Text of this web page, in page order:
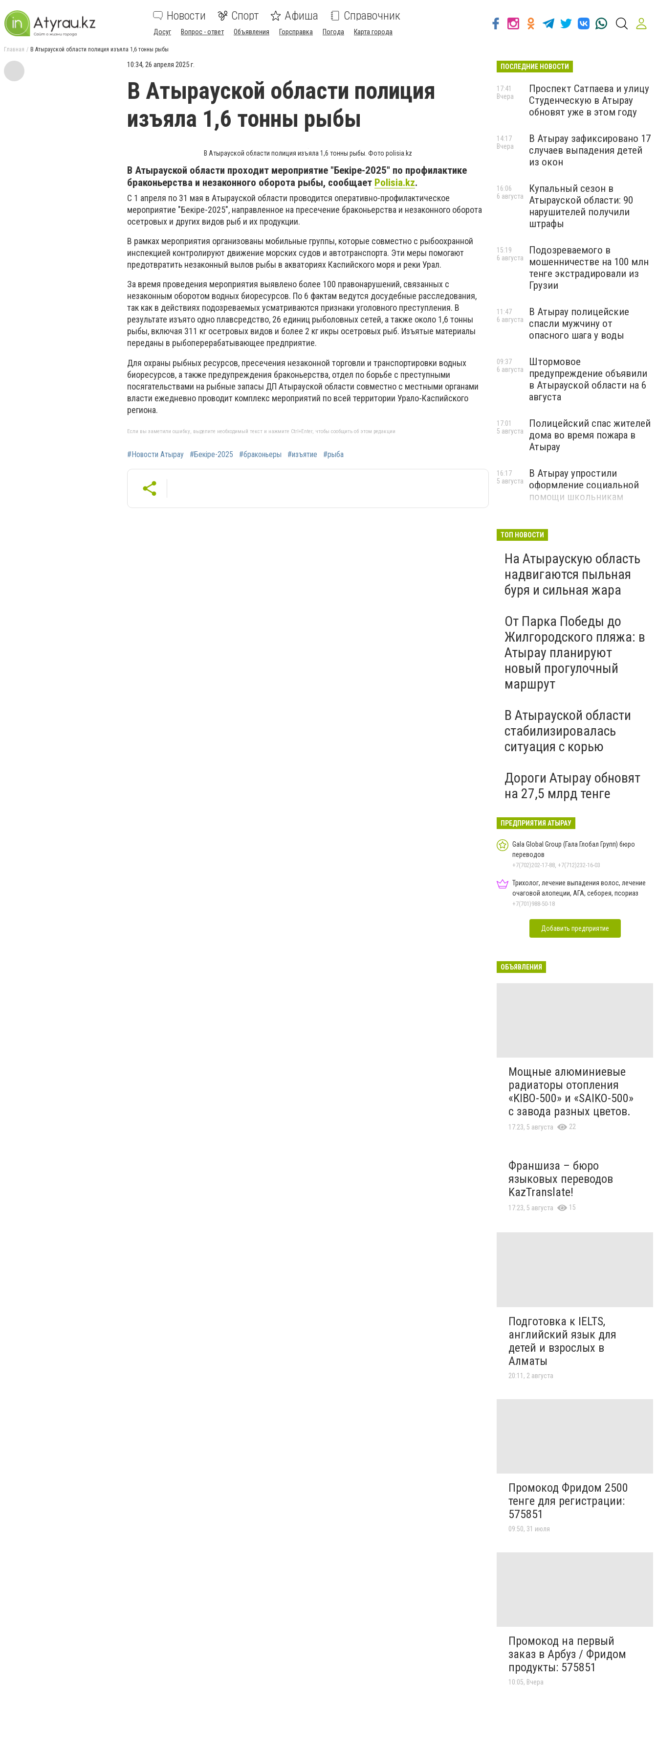
Новости Спорт Афиша Справочник
Досуг Вопрос - ответ Объявления Горсправка Погода Карта города
Главная В Атырауской области полиция изъяла 1,6 тонны рыбы
10:34, 26 апреля 2025 г.
В Атырауской области полиция
изъяла 1,6 тонны рыбы
В Атырауской области полиция изъяла 1,6 тонны рыбы. Фото polisia.kz
В Атырауской области проходит мероприятие "Бекіре-2025" по профилактике
браконьерства и незаконного оборота рыбы, сообщает Polisia.kz.
С 1 апреля по 31 мая в Атырауской области проводится оперативно-профилактическое
мероприятие "Бекіре-2025", направленное на пресечение браконьерства и незаконного оборота
осетровых и других видов рыб и их продукции.
В рамках мероприятия организованы мобильные группы, которые совместно с рыбоохранной
инспекцией контролируют движение морских судов и автотранспорта. Эти меры помогают
предотвратить незаконный вылов рыбы в акваториях Каспийского моря и реки Урал.
За время проведения мероприятия выявлено более 100 правонарушений, связанных с
незаконным оборотом водных биоресурсов. По 6 фактам ведутся досудебные расследования,
так как в действиях подозреваемых усматриваются признаки уголовного преступления. В
результате изъято одно плавсредство, 26 единиц рыболовных сетей, а также около 1,6 тонны
рыбы, включая 311 кг осетровых видов и более 2 кг икры осетровых рыб. Изъятые материалы
переданы в рыбоперерабатывающее предприятие.
Для охраны рыбных ресурсов, пресечения незаконной торговли и транспортировки водных
биоресурсов, а также предупреждения браконьерства, отдел по борьбе с преступными
посягательствами на рыбные запасы ДП Атырауской области совместно с местными органами
власти ежедневно проводит комплекс мероприятий по всей территории Урало-Каспийского
региона.
Если вы заметили ошибку, выделите необходимый текст и нажмите Ctrl+Enter, чтобы сообщить об этом редакции
#Новости Атырау #Бекіре-2025 #браконьеры #изъятие #рыба
ПОСЛЕДНИЕ НОВОСТИ
Проспект Сатпаева и улицу
Студенческую в Атырау
обновят уже в этом году
17:41
Вчера
В Атырау зафиксировано 17
случаев выпадения детей
из окон
14:17
Вчера
Купальный сезон в
Атырауской области: 90
нарушителей получили
штрафы
16:06
6 августа
Подозреваемого в
мошенничестве на 100 млн
тенге экстрадировали из
Грузии
15:19
6 августа
В Атырау полицейские
спасли мужчину от
опасного шага у воды
11:47
6 августа
Штормовое
предупреждение объявили
в Атырауской области на 6
августа
09:37
6 августа
Полицейский спас жителей
дома во время пожара в
Атырау
17:01
5 августа
В Атырау упростили
оформление социальной
помощи школьникам
16:17
5 августа
ТОП НОВОСТИ
На Атыраускую область
надвигаются пыльная
буря и сильная жара
От Парка Победы до
Жилгородского пляжа: в
Атырау планируют
новый прогулочный
маршрут
В Атырауской области
стабилизировалась
ситуация с корью
Дороги Атырау обновят
на 27,5 млрд тенге
ПРЕДПРИЯТИЯ АТЫРАУ
Gala Global Group (Гала Глобал Групп) бюро
переводов
+7(702)202-17-88, +7(712)232-16-03
Трихолог, лечение выпадения волос, лечение
очаговой алопеции, АГА, себорея, псориаз
+7(701)988-50-18
Добавить предприятие
ОБЪЯВЛЕНИЯ
Мощные алюминиевые
радиаторы отопления
«KIBO-500» и «SAIKO-500»
с завода разных цветов.
17:23, 5 августа 22
Франшиза – бюро
языковых переводов
KazTranslate!
17:23, 5 августа 15
Подготовка к IELTS,
английский язык для
детей и взрослых в
Алматы
20:11, 2 августа
Промокод Фридом 2500
тенге для регистрации:
575851
09:50, 31 июля
Промокод на первый
заказ в Арбуз / Фридом
продукты: 575851
10:05, Вчера